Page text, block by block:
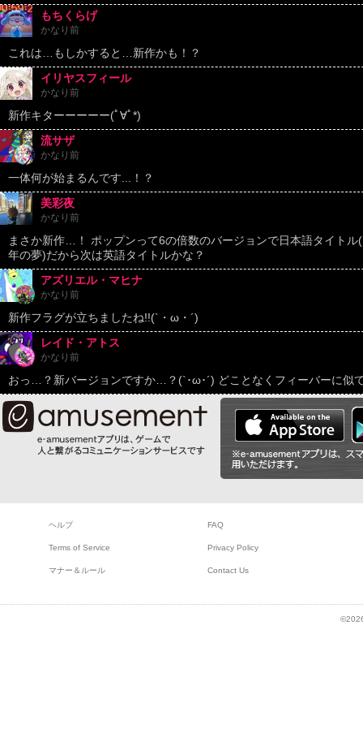
もちくらげ
かなり前
これは…もしかすると…新作かも！？
イリヤスフィール
かなり前
新作キターーーーー(ﾟ∀ﾟ*)
流サザ
かなり前
一体何が始まるんです...！？
美彩夜
かなり前
まさか新作…！ ポップンって6の倍数のバージョンで日本語タイト
年の夢)だから次は英語タイトルかな？
アズリエル・マヒナ
かなり前
新作フラグが立ちましたね!!(`・ω・´)
レイド・アトス
かなり前
おっ…？新バージョンですか…？(`･ω･´) どことなくフィーバーに似
ヘルプ FAQ
Terms of Service Privacy Policy
マナー＆ルール Contact Us